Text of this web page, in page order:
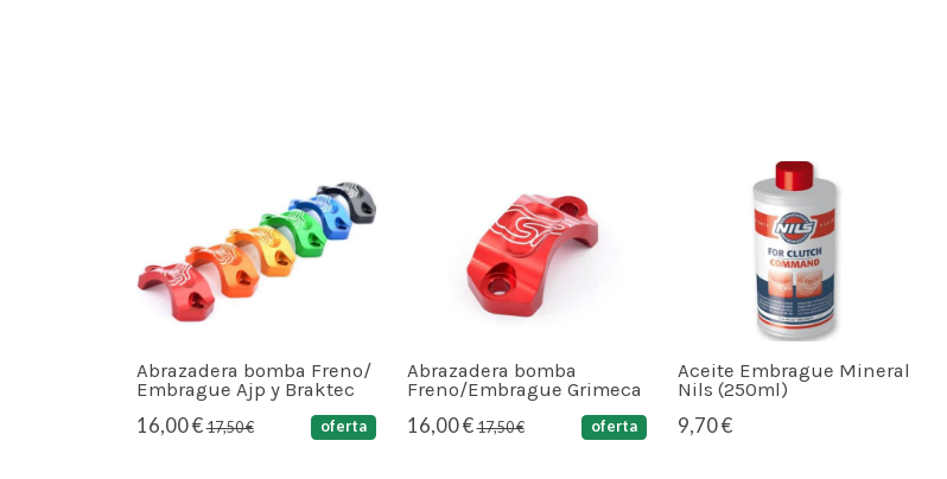
Abrazadera bomba Freno/
Embrague Ajp y Braktec
16,00 €17,50 € oferta
Abrazadera bomba
Freno/Embrague Grimeca
16,00 €17,50 € oferta
Aceite Embrague Mineral
Nils (250ml)
9,70 €